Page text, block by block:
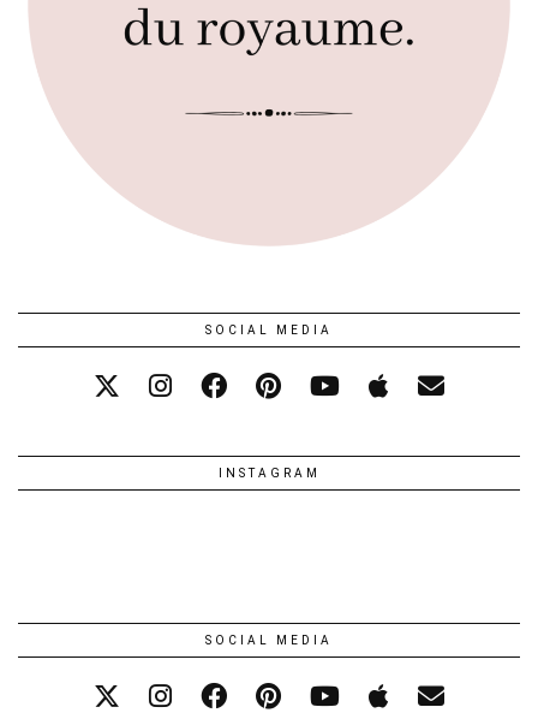
SOCIAL MEDIA
INSTAGRAM
SOCIAL MEDIA